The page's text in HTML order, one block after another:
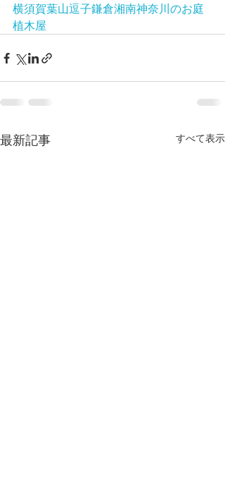
横須賀葉山逗子鎌倉湘南神奈川のお庭
植木屋
最新記事 すべて表示